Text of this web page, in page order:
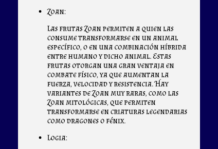
Zoan:
Las frutas Zoan permiten a quien las
consume transformarse en un animal
específico, o en una combinación híbrida
entre humano y dicho animal. Estas
frutas otorgan una gran ventaja en
combate físico, ya que aumentan la
fuerza, velocidad y resistencia. Hay
variantes de Zoan muy raras, como las
Zoan mitológicas, que permiten
transformarse en criaturas legendarias
como dragones o fénix.
Logia: